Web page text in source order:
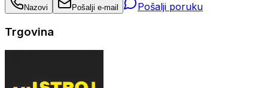
Nazovi Pošalji e-mail Pošalji poruku
Trgovina